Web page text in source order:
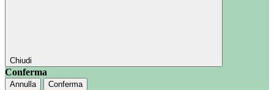
Chiudi
Conferma
Annulla Conferma